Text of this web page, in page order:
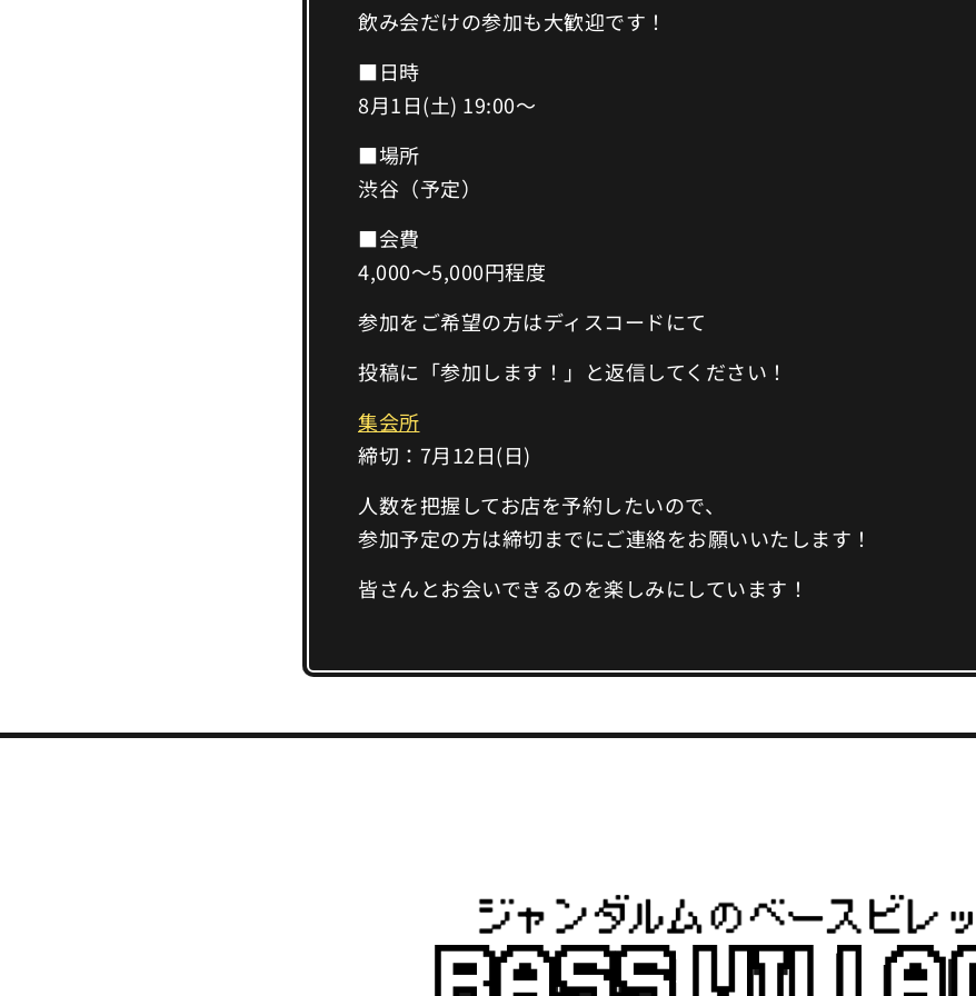
飲み会だけの参加も大歓迎です！
■日時
8月1日(土) 19:00～
■場所
渋谷（予定）
■会費
4,000〜5,000円程度
参加をご希望の方はディスコードにて
投稿に「参加します！」と返信してください！
集会所
締切：7月12日(日)
人数を把握してお店を予約したいので、
参加予定の方は締切までにご連絡をお願いいたします！
皆さんとお会いできるのを楽しみにしています！